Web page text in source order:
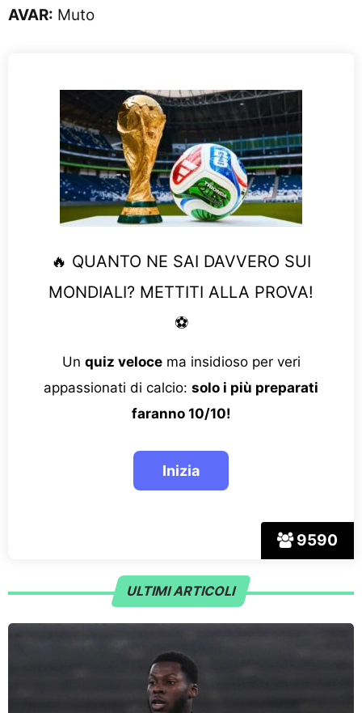
AVAR: Muto
9590
🔥 QUANTO NE SAI DAVVERO SUI
MONDIALI? METTITI ALLA PROVA!
⚽
Un quiz velocema insidioso per veri
appassionati di calcio: solo i più preparati
faranno 10/10!
ULTIMI ARTICOLI